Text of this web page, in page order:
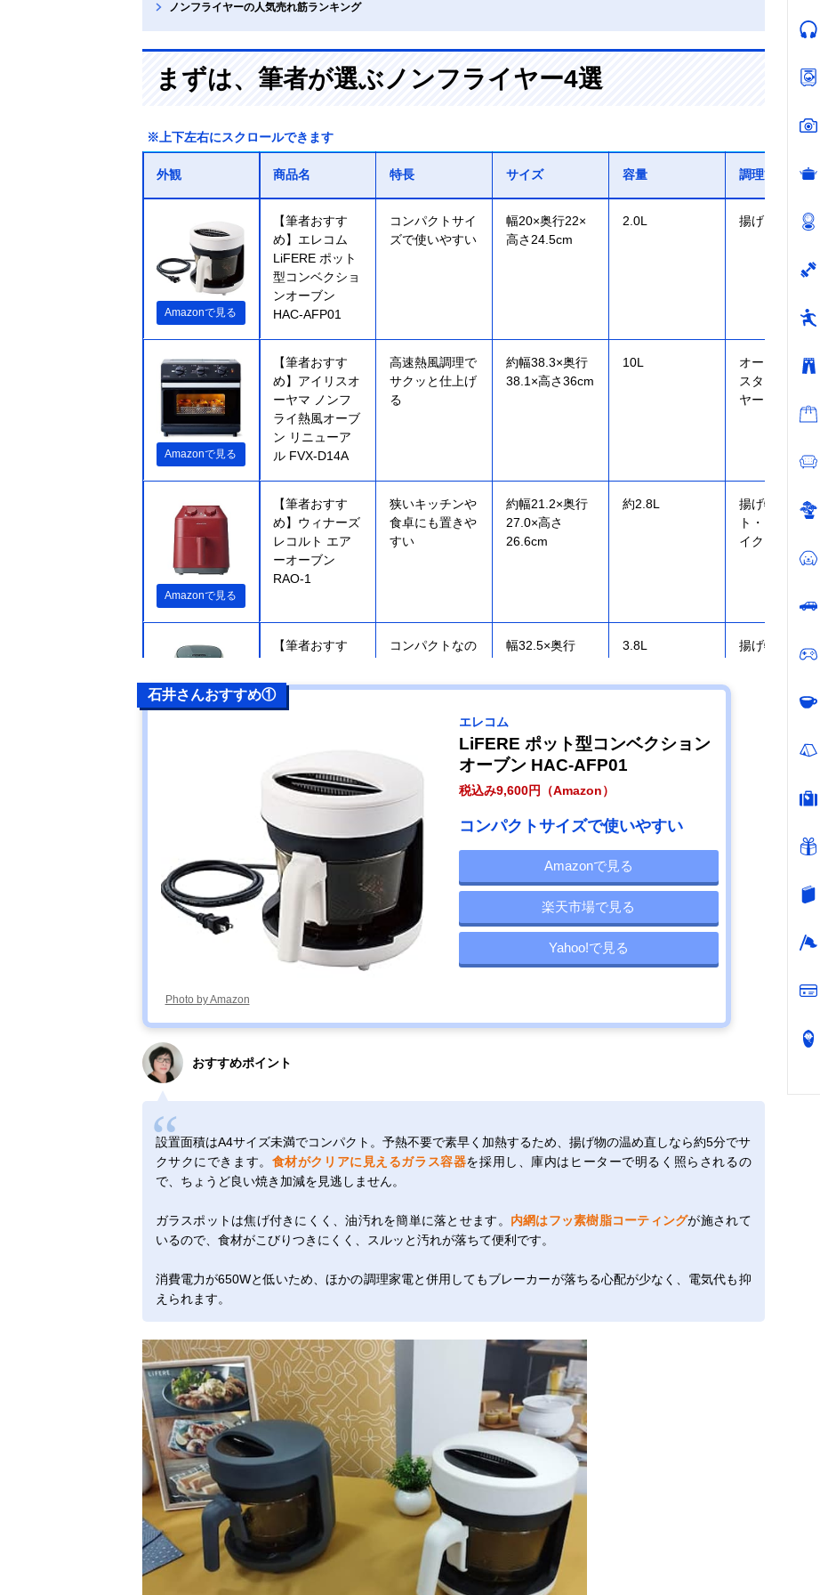
ノンフライヤーの人気売れ筋ランキング
まずは、筆者が選ぶノンフライヤー4選
※上下左右にスクロールできます
外観 商品名 特長 サイズ 容量 調理方法
Amazonで見る
【筆者おすす
め】エレコム
LiFERE ポット
型コンベクショ
ンオーブン
HAC-AFP01
コンパクトサイ
ズで使いやすい
幅20×奥行22×
高さ24.5cm
2.0L 揚げる・焼く
Amazonで見る
【筆者おすす
め】アイリスオ
ーヤマ ノンフ
ライ熱風オーブ
ン リニューア
ル FVX-D14A
高速熱風調理で
サクッと仕上げ
る
約幅38.3×奥行
38.1×高さ36cm
10L
オーブン・トー
スター・フライ
ヤー
Amazonで見る
【筆者おすす
め】ウィナーズ
レコルト エア
ーオーブン
RAO-1
狭いキッチンや
食卓にも置きや
すい
約幅21.2×奥行
27.0×高さ
26.6cm
約2.8L
揚げ物・ロース
ト・グリル・ベ
イク・温め直し
【筆者おすす
ク COSORI Lite
3.8L SMART ノ
コンパクトなの
調理バスケット
幅32.5×奥行
34.5cm
3.8L
揚げ物・焼く・
グリル・温め直
石井さんおすすめ①
Photo by Amazon
エレコム
LiFERE ポット型コンベクション
オーブン HAC-AFP01
税込み9,600円（Amazon）
コンパクトサイズで使いやすい
Amazonで見る
楽天市場で見る
Yahoo!で見る
おすすめポイント
設置面積はA4サイズ未満でコンパクト。予熱不要で素早く加熱するため、揚げ物の温め直しなら約5分でサ
クサクにできます。 食材がクリアに見えるガラス容器を採用し、庫内はヒーターで明るく照らされるの
で、ちょうど良い焼き加減を見逃しません。
ガラスポットは焦げ付きにくく、油汚れを簡単に落とせます。 内網はフッ素樹脂コーティングが施されて
いるので、食材がこびりつきにくく、スルッと汚れが落ちて便利です。
消費電力が650Wと低いため、ほかの調理家電と併用してもブレーカーが落ちる心配が少なく、電気代も抑
えられます。